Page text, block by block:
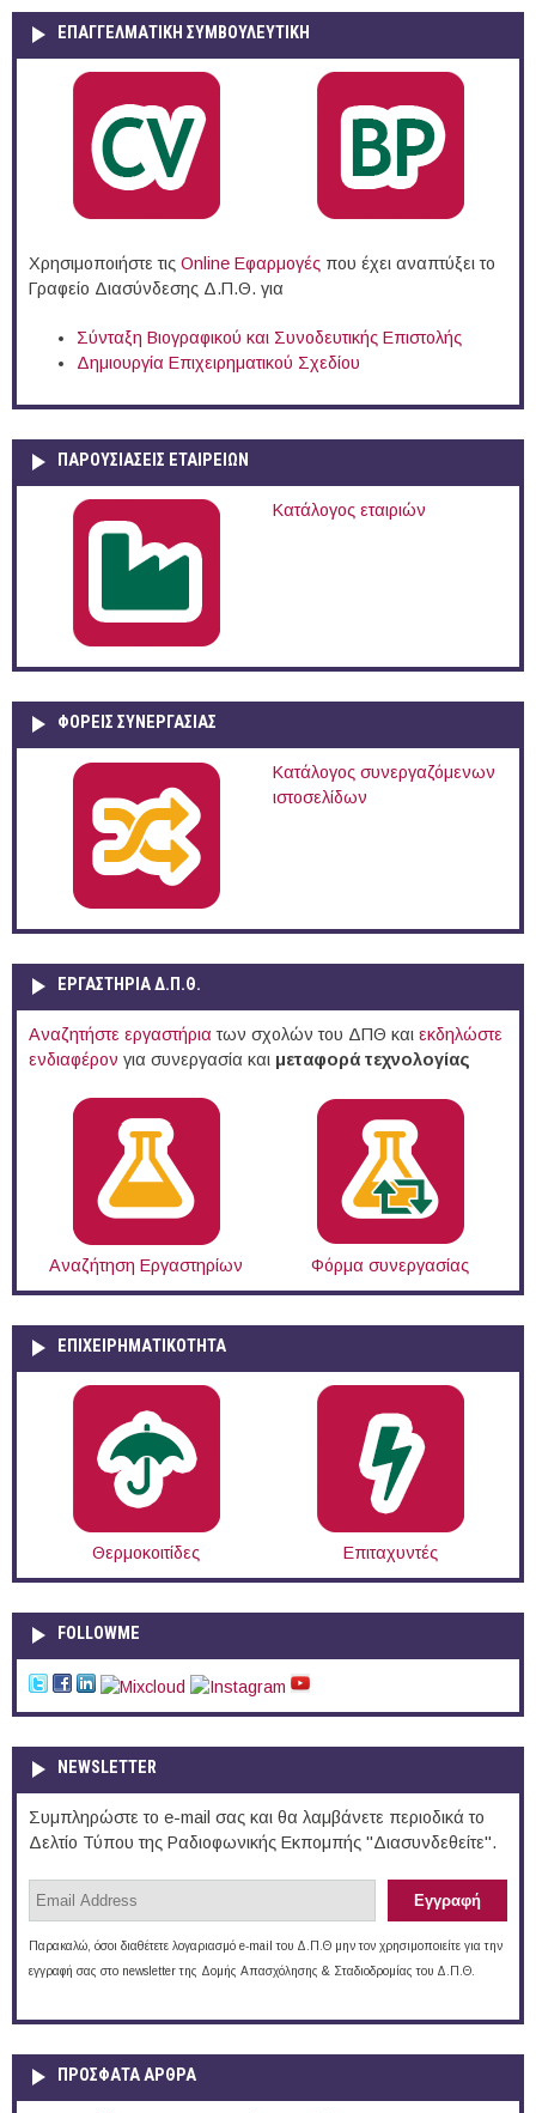
ΕΠΑΓΓΕΛΜΑΤΙΚΉ ΣΥΜΒΟΥΛΕΥΤΙΚΉ
Χρησιμοποιήστε τις Online Eφαρμογές που έχει αναπτύξει το
Γραφείο Διασύνδεσης Δ.Π.Θ. για
Σύνταξη Βιογραφικού και Συνοδευτικής Επιστολής
Δημιουργία Επιχειρηματικού Σχεδίου
ΠΑΡΟΥΣΙΆΣΕΙΣ ΕΤΑΙΡΕΙΏΝ
Κατάλογος εταιριών
ΦΟΡΕΙΣ ΣΥΝΕΡΓΑΣΙΑΣ
Κατάλογος συνεργαζόμενων
ιστοσελίδων
ΕΡΓΑΣΤΗΡΙΑ Δ.Π.Θ.
Αναζητήστε εργαστήρια των σχολών του ΔΠΘ και εκδηλώστε
ενδιαφέρον για συνεργασία και μεταφορά τεχνολογίας
Αναζήτηση Εργαστηρίων Φόρμα συνεργασίας
ΕΠΙΧΕΙΡΗΜΑΤΙΚΟΤΗΤΑ
Θερμοκοιτίδες Επιταχυντές
FOLLOWME
NEWSLETTER
Συμπληρώστε το e-mail σας και θα λαμβάνετε περιοδικά το
Δελτίο Τύπου της Ραδιοφωνικής Εκπομπής "Διασυνδεθείτε".
Παρακαλώ, όσοι διαθέτετε λογαριασμό e-mail του Δ.Π.Θ μην τον χρησιμοποιείτε για την
εγγραφή σας στο newsletter της Δομής Απασχόλησης & Σταδιοδρομίας του Δ.Π.Θ.
ΠΡOΣΦΑΤΑ AΡΘΡΑ